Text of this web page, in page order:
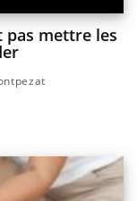
pas mettre les